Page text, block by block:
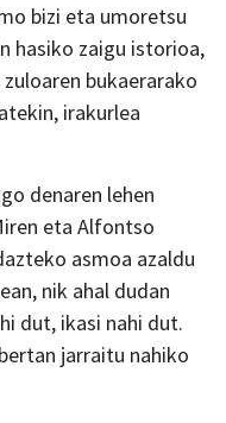
bizi eta umoretsu
hasiko zaigu istorioa,
bukaerarako
irakurlea
denaren lehen
eta Alfontso
asmoa azaldu
nik ahal dudan
dut, ikasi nahi dut.
jarraitu nahiko